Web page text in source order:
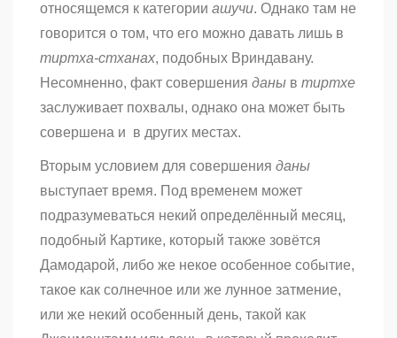
относящемся к категории ашучи. Однако там не
говорится о том, что его можно давать лишь в
тиртха-стханах, подобных Вриндавану.
Несомненно, факт совершения даны в тиртхе
заслуживает похвалы, однако она может быть
совершена и в других местах.
Вторым условием для совершения даны
выступает время. Под временем может
подразумеваться некий определённый месяц,
подобный Картике, который также зовётся
Дамодарой, либо же некое особенное событие,
такое как солнечное или же лунное затмение,
или же некий особенный день, такой как